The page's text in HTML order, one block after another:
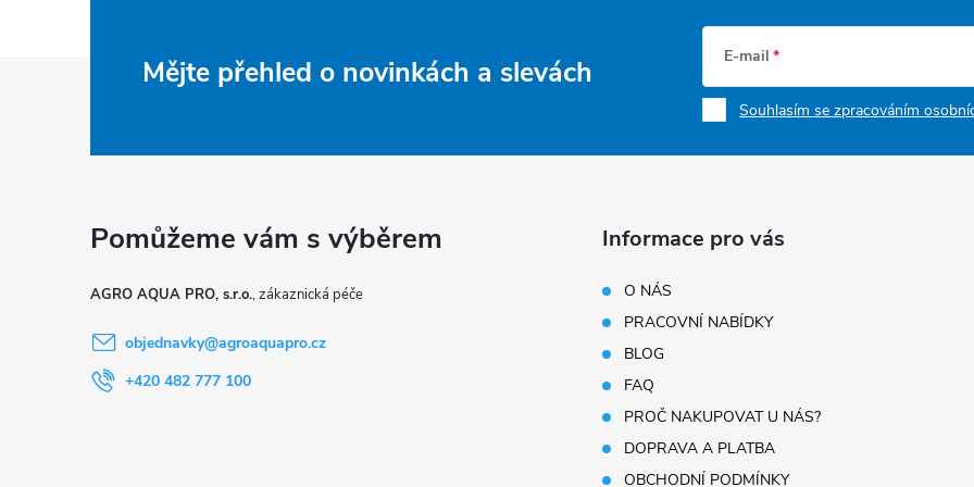
Mějte přehled o novinkách a slevách E-mail
Souhlasím se zpracováním
AGRO AQUA PRO, s.r.o.
objednavky@agroaquapro.cz
+420 482 777 100
Informace pro vás
O NÁS
PRACOVNÍ NABÍDKY
BLOG
FAQ
PROČ NAKUPOVAT U NÁS?
DOPRAVA A PLATBA
OBCHODNÍ PODMÍNKY